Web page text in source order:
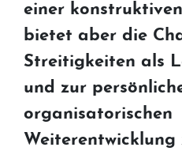
einer
bietet aber die
Streitigkeiten als
und zur
organisatorischen
Weiterentwicklung